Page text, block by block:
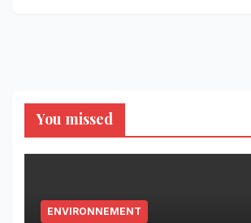
You missed
ENVIRONNEMENT